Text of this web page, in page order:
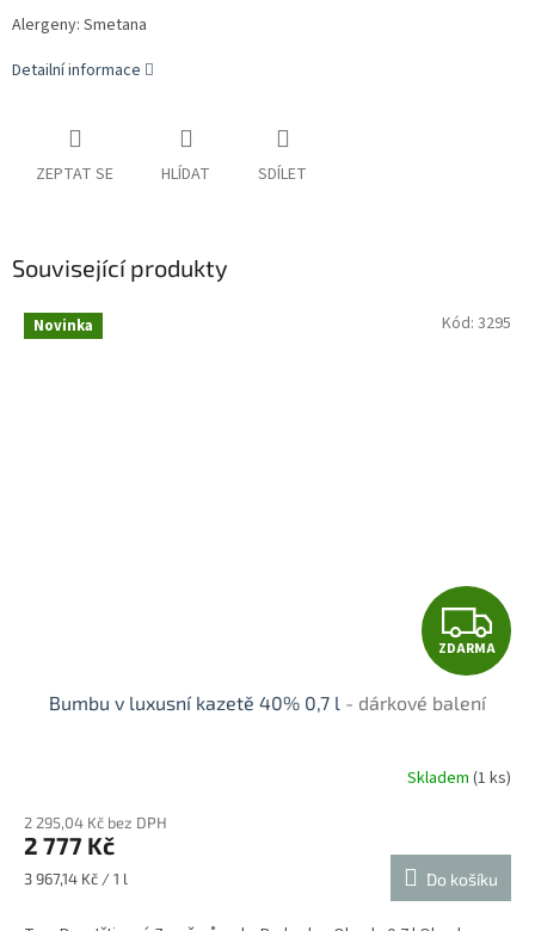
Alergeny: Smetana
Detailní informace
ZEPTAT SE HLÍDAT SDÍLET
Související produkty
Novinka
Z
D
R
A
ZDARMA
Bumbu v luxusní kazetě 40% 0,7 l - dárkové balení
Skladem (1 ks)
2 295,04 Kč bez DPH
2 777 Kč
Měrná
3 967,14 Kč / 1 l Do košíku
Kód: 3295